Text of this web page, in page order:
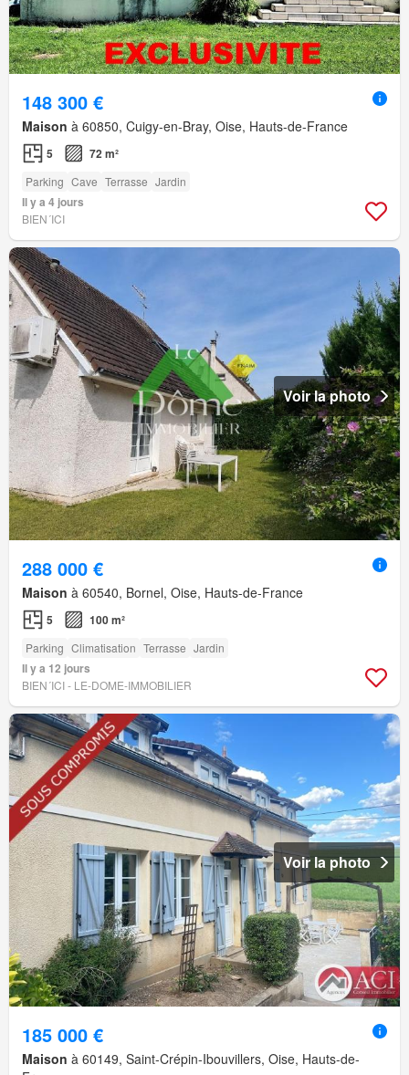
148 300 €
Maison à 60850, Cuigy-en-Bray, Oise, Hauts-de-France
5 72 m²
Parking Cave Terrasse Jardin
Il y a 4 jours
BIEN´ICI
Voir la photo
288 000 €
Maison à 60540, Bornel, Oise, Hauts-de-France
5 100 m²
Parking Climatisation Terrasse Jardin
Il y a 12 jours
BIEN´ICI - LE-DOME-IMMOBILIER
Voir la photo
185 000 €
Maison à 60149, Saint-Crépin-Ibouvillers, Oise, Hauts-de-